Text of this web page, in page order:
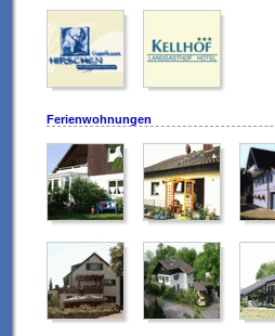
Ferienwohnungen